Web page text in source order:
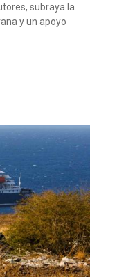
subraya la
y un apoyo